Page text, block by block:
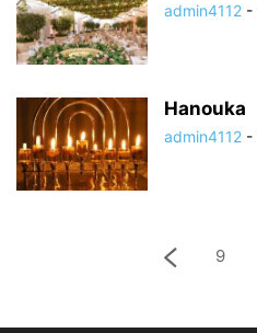
admin4112 -
Hanouka
admin4112 -
9